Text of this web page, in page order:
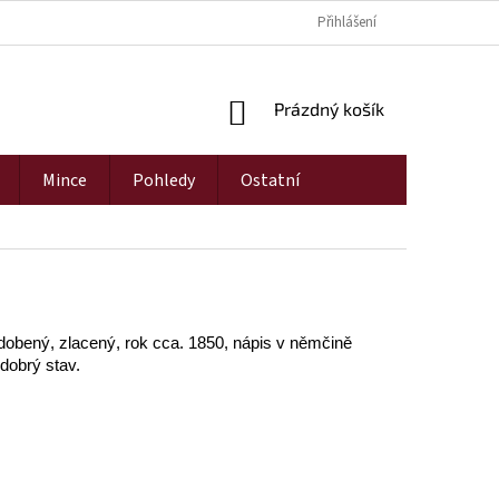
Přihlášení
NÁKUPNÍ
Prázdný košík
Mince Pohledy Ostatní
zlacený, rok cca. 1850, nápis v němčině
stav.